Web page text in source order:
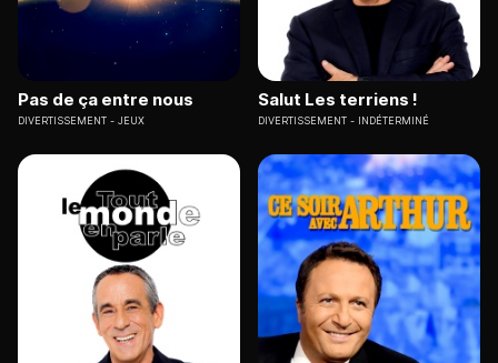
Pas de ça entre nous
DIVERTISSEMENT JEUX
Salut Les terriens !
DIVERTISSEMENT INDÉTERMINÉ